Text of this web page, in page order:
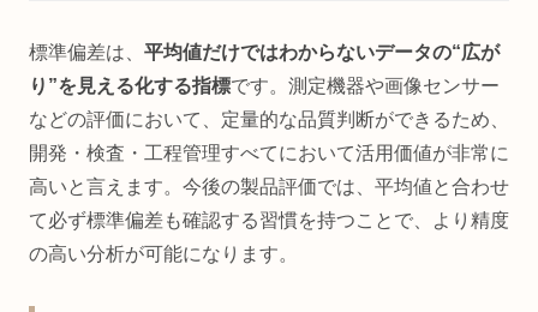
標準偏差は、 平均値だけではわからないデータの“広が
り”を見える化する指標です。測定機器や画像センサー
などの評価において、定量的な品質判断ができるため、
開発・検査・工程管理すべてにおいて活用価値が非常に
高いと言えます。今後の製品評価では、平均値と合わせ
て必ず標準偏差も確認する習慣を持つことで、より精度
の高い分析が可能になります。